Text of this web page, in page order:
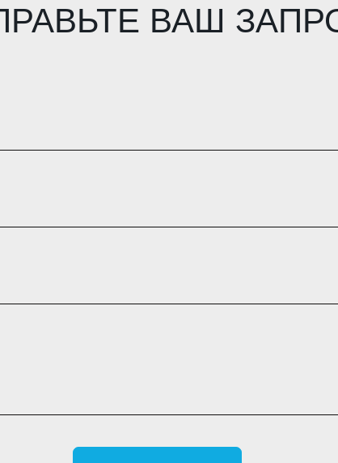
ВАШ